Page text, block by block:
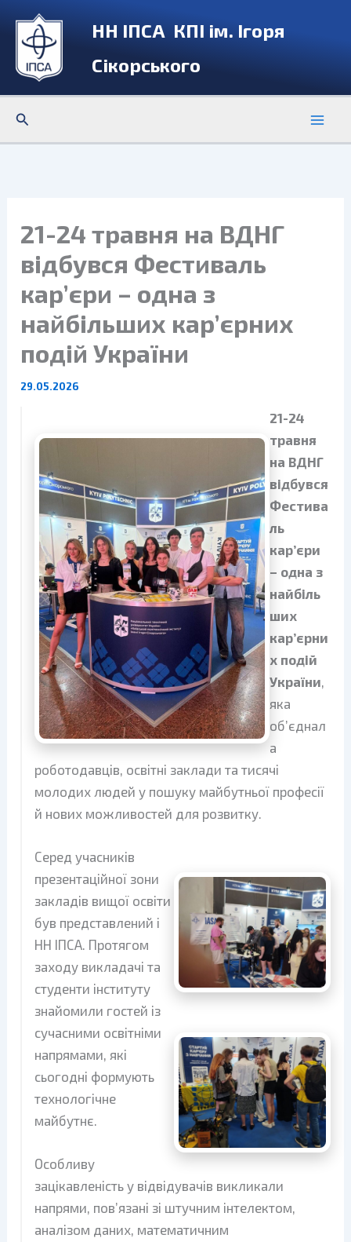
Перейти
вмісту
НН ІПСА КПІ ім. Ігоря
Сікорського
Пошук
21-24 травня на ВДНГ
відбувся Фестиваль
кар’єри – одна з
найбільших кар’єрних
подій України
29.05.2026
21-24
травня
на ВДНГ
відбувся
Фестива
ль
кар’єри
– одна з
найбіль
ших
кар’єрни
х подій
України
яка
об’єднал
а
роботодавців, освітні заклади та тисячі
молодих людей у пошуку майбутньої професії
й нових можливостей для розвитку.
Серед учасників
презентаційної зони
закладів вищої освіти
був представлений і
НН ІПСА. Протягом
заходу викладачі та
студенти інституту
знайомили гостей із
сучасними освітніми
напрямами, які
сьогодні формують
технологічне
майбутнє.
Особливу
зацікавленість у відвідувачів викликали
напрями, пов’язані зі штучним інтелектом,
аналізом даних, математичним